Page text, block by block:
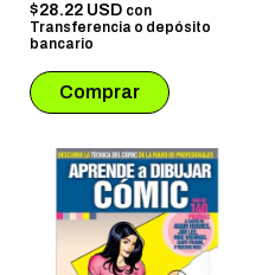
$28.22 USD con
Transferencia o depósito
bancario